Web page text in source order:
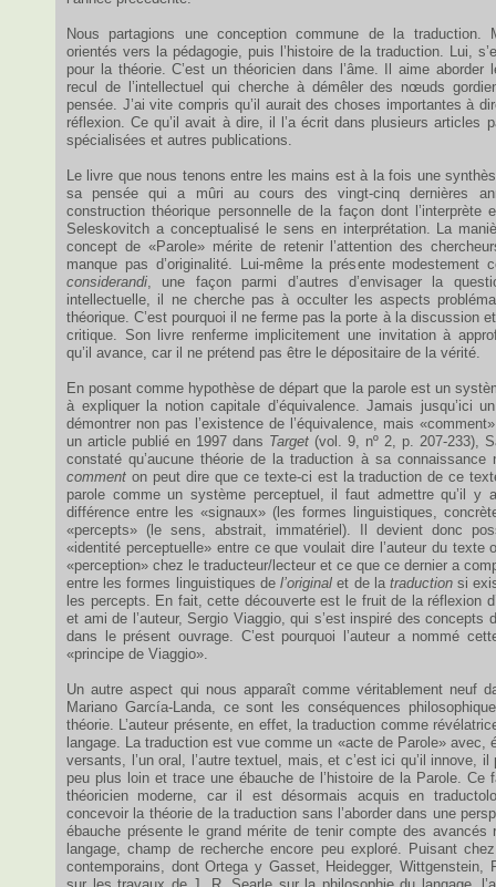
Nous partagions une conception commune de la traduction.
orientés vers la pédagogie, puis l’histoire de la traduction. Lui,
pour la théorie. C’est un théoricien dans l’âme. Il aime aborder
recul de l’intellectuel qui cherche à démêler des nœuds
pensée. J’ai vite compris qu’il aurait des choses importantes à
réflexion. Ce qu’il avait à dire, il l’a écrit dans plusieurs articles
spécialisées et autres publications.
Le livre que nous tenons entre les mains est à la fois une
sa pensée qui a mûri au cours des vingt-cinq dernières
construction théorique personnelle de la façon dont l’interprète
Seleskovitch a conceptualisé le sens en interprétation. La
concept de «Parole» mérite de retenir l’attention des
manque pas d’originalité. Lui-même la présente modestement
considerandi, une façon parmi d’autres d’envisager la
intellectuelle, il ne cherche pas à occulter les aspects
théorique. C’est pourquoi il ne ferme pas la porte à la discussion
critique. Son livre renferme implicitement une invitation à
qu’il avance, car il ne prétend pas être le dépositaire de la vérité.
En posant comme hypothèse de départ que la parole est un
à expliquer la notion capitale d’équivalence. Jamais jusqu’ici
démontrer non pas l’existence de l’équivalence, mais
un article publié en 1997 dans Target (vol. 9, nº 2, p. 207-233),
constaté qu’aucune théorie de la traduction à sa connaissance
comment on peut dire que ce texte-ci est la traduction de ce
parole comme un système perceptuel, il faut admettre qu’il y
différence entre les «signaux» (les formes linguistiques,
«percepts» (le sens, abstrait, immatériel). Il devient donc
«identité perceptuelle» entre ce que voulait dire l’auteur du texte
«perception» chez le traducteur/lecteur et ce que ce dernier a
entre les formes linguistiques del’original et de la traductionsi
les percepts. En fait, cette découverte est le fruit de la réflexion
et ami de l’auteur, Sergio Viaggio, qui s’est inspiré des concepts
dans le présent ouvrage. C’est pourquoi l’auteur a nommé
«principe de Viaggio».
Un autre aspect qui nous apparaît comme véritablement neuf
Mariano García-Landa, ce sont les conséquences
théorie. L’auteur présente, en effet, la traduction comme
langage. La traduction est vue comme un «acte de Parole» avec,
versants, l’un oral, l’autre textuel, mais, et c’est ici qu’il innove,
peu plus loin et trace une ébauche de l’histoire de la Parole. Ce
théoricien moderne, car il est désormais acquis en
concevoir la théorie de la traduction sans l’aborder dans une
ébauche présente le grand mérite de tenir compte des avancés
langage, champ de recherche encore peu exploré. Puisant
contemporains, dont Ortega y Gasset, Heidegger, Wittgenstein,